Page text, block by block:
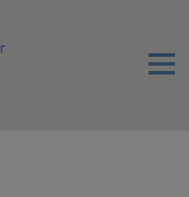
Menu